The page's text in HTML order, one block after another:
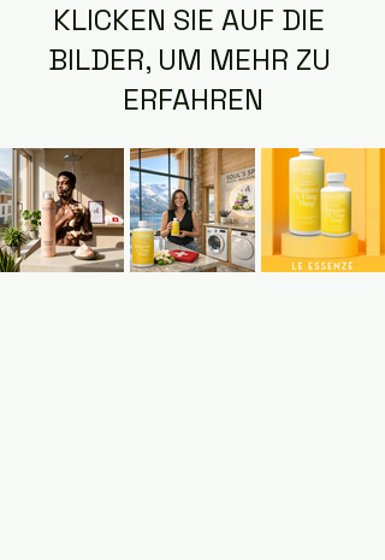
KLICKEN SIE AUF DIE
BILDER, UM MEHR ZU
ERFAHREN